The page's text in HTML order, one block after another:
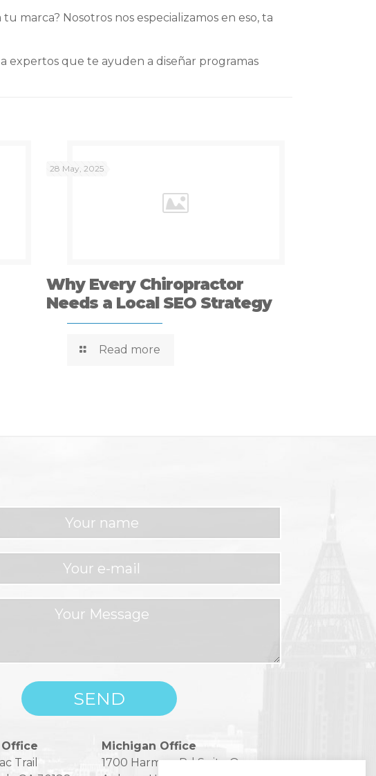
marca? Nosotros nos especializamos en eso, ta
expertos que te ayuden a diseñar programas
28 May, 2025
Why Every Chiropractor
Needs a Local SEO Strategy
Read more
Trail
Michigan Office
1700 Harmon Rd Suite One